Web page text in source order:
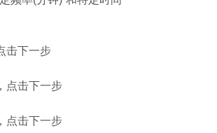
击下一步
点击下一步
点击下一步